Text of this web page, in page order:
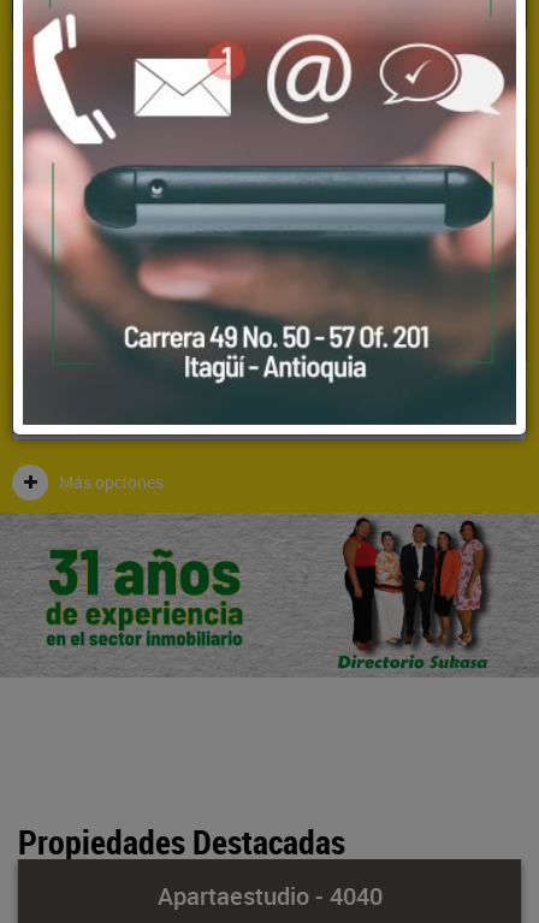
Sectores
Más opciones
Propiedades Destacadas
Apartaestudio - 4040